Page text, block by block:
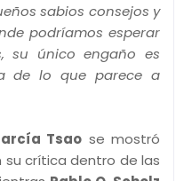
sabios consejos y
podríamos esperar
su único engaño es
de lo que parece a
Tsao se mostró
crítica dentro de las